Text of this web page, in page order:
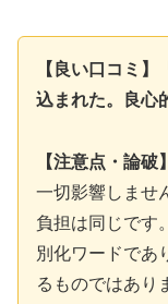
【良い口コミ
込まれた。良心
【注意点・論破】
一切影響しませ
負担は同じです
別化ワードであ
るものではあり